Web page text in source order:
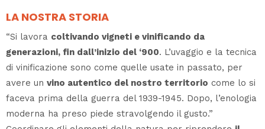
LA NOSTRA STORIA
“Si lavora coltivando vigneti e vinificando da
generazioni, fin dall’inizio del ‘900. L’uvaggio e la tecnica
di vinificazione sono come quelle usate in passato, per
avere un vino autentico del nostro territorio come lo si
faceva prima della guerra del 1939-1945. Dopo, l’enologia
moderna ha preso piede stravolgendo il gusto.”